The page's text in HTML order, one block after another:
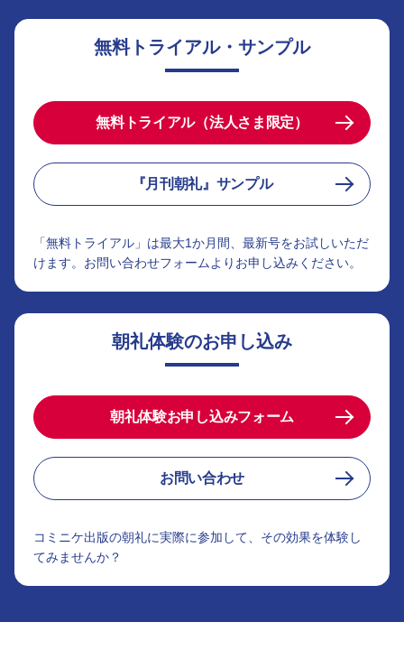
無料トライアル・サンプル
無料トライアル（法人さま限定）
『月刊朝礼』サンプル
「無料トライアル」は最大1か月間、最新号をお試しいただ
けます。お問い合わせフォームよりお申し込みください。
朝礼体験のお申し込み
朝礼体験お申し込みフォーム
お問い合わせ
コミニケ出版の朝礼に実際に参加して、その効果を体験し
てみませんか？